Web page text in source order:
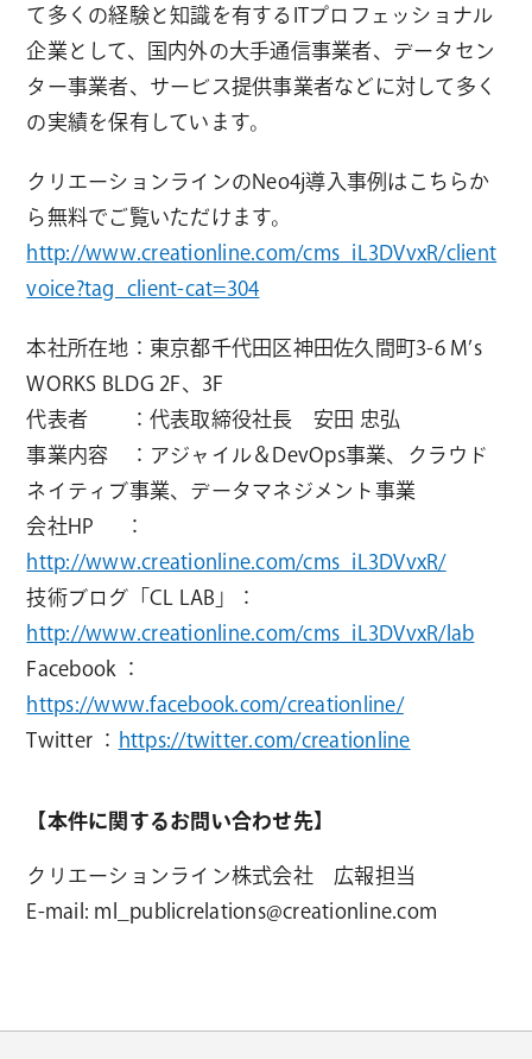
て多くの経験と知識を有するITプロフェッショナル
企業として、国内外の大手通信事業者、データセン
ター事業者、サービス提供事業者などに対して多く
の実績を保有しています。
クリエーションラインのNeo4j導入事例はこちらか
ら無料でご覧いただけます。
http://www.creationline.com/cms_iL3DVvxR/client
voice?tag_client-cat=304
本社所在地：東京都千代田区神田佐久間町3-6 M’s
WORKS BLDG 2F、3F
代表者 ：代表取締役社長 安田 忠弘
事業内容 ：アジャイル＆DevOps事業、クラウド
ネイティブ事業、データマネジメント事業
会社HP ：
http://www.creationline.com/cms_iL3DVvxR/
技術ブログ「CL LAB」：
http://www.creationline.com/cms_iL3DVvxR/lab
Facebook ：
https://www.facebook.com/creationline/
Twitter ： https://twitter.com/creationline
【本件に関するお問い合わせ先】
クリエーションライン株式会社 広報担当
E-mail: ml_publicrelations@creationline.com